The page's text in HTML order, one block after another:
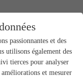
passionnantes et des
utilisons également des
tierces pour analyser
et mesurer